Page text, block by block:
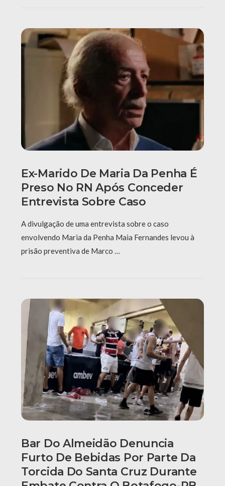
Ex-Marido De Maria Da Penha É
Preso No RN Após Conceder
Entrevista Sobre Caso
A divulgação de uma entrevista sobre o caso
envolvendo Maria da Penha Maia Fernandes levou à
prisão preventiva de Marco …
Bar Do Almeidão Denuncia
Furto De Bebidas Por Parte Da
Torcida Do Santa Cruz Durante